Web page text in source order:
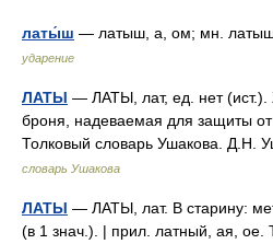
латы́ш — латыш, а, ом; мн.
ударение
ЛАТЫ — ЛАТЫ, лат, ед. нет (ист.).
броня, надеваемая для защиты от
Толковый словарь Ушакова. Д.Н.
словарь Ушакова
ЛАТЫ — ЛАТЫ, лат. В старину:
(в 1 знач.). | прил. латный, ая, ое.